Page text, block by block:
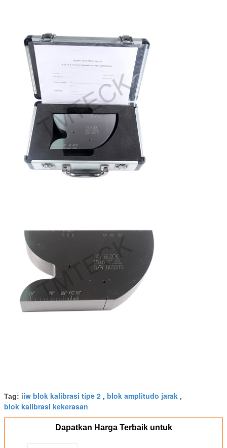
Tag: iiw blok kalibrasi tipe 2 , blok amplitudo jarak ,
blok kalibrasi kekerasan
Dapatkan Harga Terbaik untuk